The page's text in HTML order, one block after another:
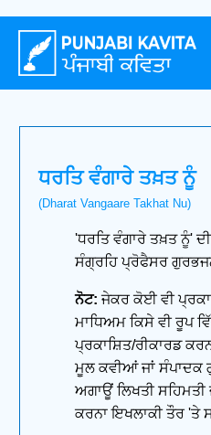
ਧਰਤਿ ਵੰਗਾਰੇ ਤਖ਼ਤ ਨੂੰ
(Dharat Vangaare Takhat Nu)
'ਧਰਤਿ ਵੰਗਾਰੇ ਤਖ਼ਤ ਨੂੰ'
ਸੰਗ੍ਰਹਿ ਪ੍ਰੋਫੈਸਰ
ਨੋਟ: ਜੇਕਰ ਕੋਈ ਵੀ
ਮਾਧਿਅਮ ਕਿਸੇ ਵੀ ਰੂਪ
ਪ੍ਰਕਾਸ਼ਿਤ/ਰੀਕਾਰਡ
ਮੂਲ ਕਵੀਆਂ ਜਾਂ ਸੰਪਾਦਕ
ਅਗਾਊਂ ਲਿਖਤੀ
ਕਰਨਾ ਇਖਲਾਕੀ ਤੌਰ 'ਤੇ